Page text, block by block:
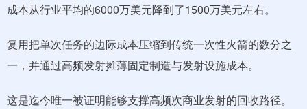
成本从行业平均的6000万美元降到了1500万美元左右。
复用把单次任务的边际成本压缩到传统一次性火箭的数分之
一，并通过高频发射摊薄固定制造与发射设施成本。
这是迄今唯一被证明能够支撑高频次商业发射的回收路径。